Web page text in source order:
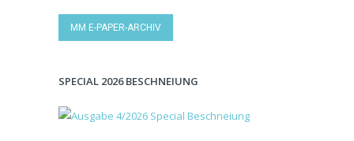
MM E-PAPER-ARCHIV
SPECIAL 2026 BESCHNEIUNG